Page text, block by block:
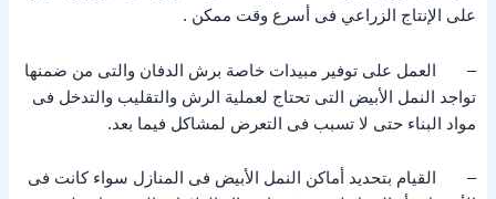
على الإنتاج الزراعي فى أسرع وقت ممكن .
– العمل على توفير مبيدات خاصة برش الدفان والتى من ضمنها
تواجد النمل الأبيض التى تحتاج لعملية الرش والتقليب والتدخل فى
مواد البناء حتى لا تسبب فى التعرض لمشاكل فيما بعد.
– القيام بتحديد أماكن النمل الأبيض فى المنازل سواء كانت فى